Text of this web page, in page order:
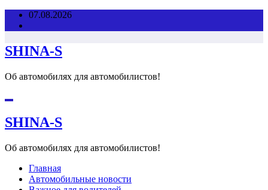
Перейти07.08.2026
SHINA-S
Об автомобилях для автомобилистов!
SHINA-S
Об автомобилях для автомобилистов!
Главная
Автомобильные новости